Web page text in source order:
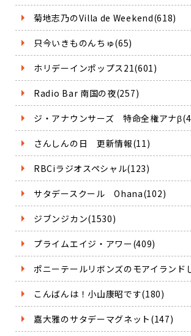
菊地志乃のVilla de Weekend(618)
只今いきものんちゅ(65)
ホリデーインポップス21(601)
Radio Bar 南国の夜(257)
ジ・アナウンサーズ 特命全権アナ
さんしんの日 更新情報(11)
RBCiラジオスペシャル(123)
サタデースクール Ohana(102)
ジブンジカン(1530)
プライムエイジ・アワー(409)
ポニーテールリボンズのモアイランド
こんばんは！小山康昭です(180)
嘉大雅のサタデーマグネット(147)